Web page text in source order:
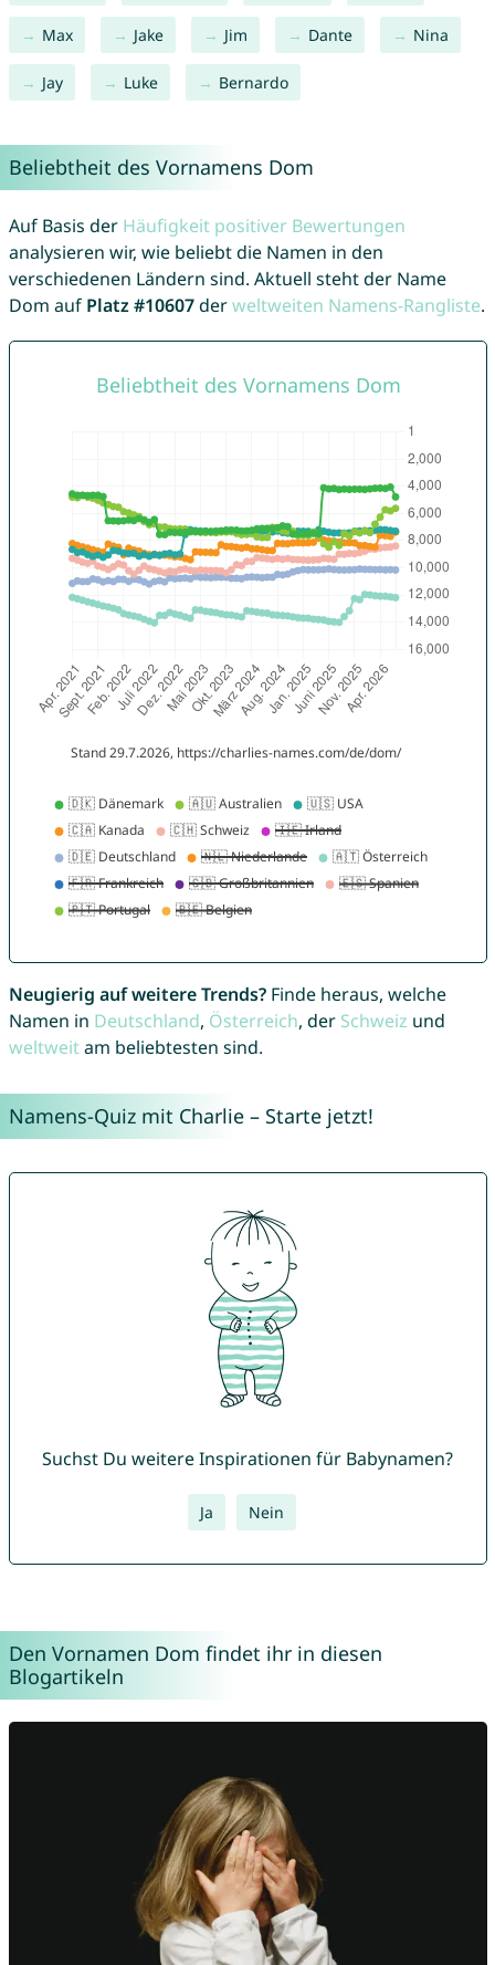
Max Jake Jim Dante Nina
Jay Luke Bernardo
Beliebtheit des Vornamens Dom
Auf Basis der Häufigkeit positiver Bewertungen
analysieren wir, wie beliebt die Namen in den
verschiedenen Ländern sind. Aktuell steht der Name
Dom auf Platz #10607derweltweiten Namens-Rangliste.
Neugierig auf weitere Trends?Finde heraus, welche
Namen in Deutschland, Österreich, der Schweiz und
weltweitam beliebtesten sind.
Namens-Quiz mit Charlie – Starte jetzt!
Suchst Du weitere Inspirationen für Babynamen?
Ja Nein
Den Vornamen Dom findet ihr in diesen
Blogartikeln